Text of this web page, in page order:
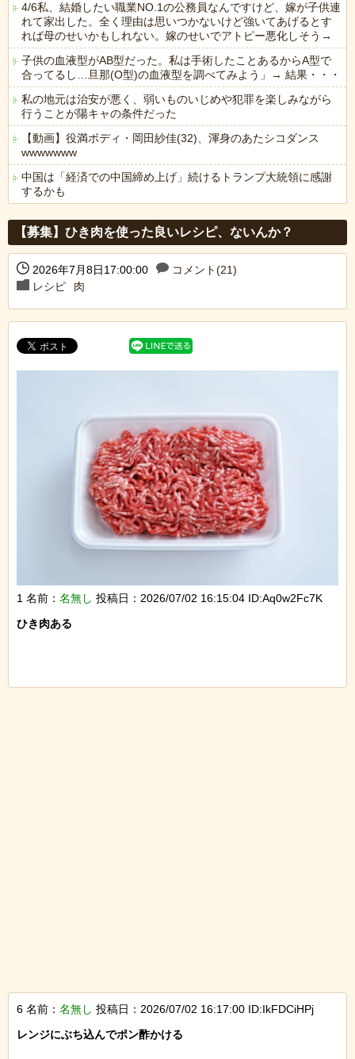
4/6私、結婚したい職業NO.1の公務員なんですけど、嫁が子供連
れて家出した。全く理由は思いつかないけど強いてあげるとす
れば母のせいかもしれない。嫁のせいでアトピー悪化しそう→
子供の血液型がAB型だった。私は手術したことあるからA型で
合ってるし…旦那(O型)の血液型を調べてみよう」→ 結果・・・
私の地元は治安が悪く、弱いものいじめや犯罪を楽しみながら
行うことが陽キャの条件だった
【動画】役満ボディ・岡田紗佳(32)、渾身のあたシコダンス
wwwwwww
中国は「経済での中国締め上げ」続けるトランプ大統領に感謝
するかも
【募集】ひき肉を使った良いレシピ、ないんか？
2026年7月8日17:00:00
コメント(21)
レシピ
肉
1 名前： 名無し 投稿日：2026/07/02 16:15:04 ID:Aq0w2Fc7K
ひき肉ある
6 名前： 名無し 投稿日：2026/07/02 16:17:00 ID:IkFDCiHPj
レンジにぶち込んでポン酢かける